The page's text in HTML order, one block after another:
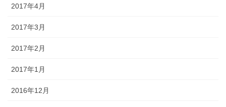
2017年4月
2017年3月
2017年2月
2017年1月
2016年12月